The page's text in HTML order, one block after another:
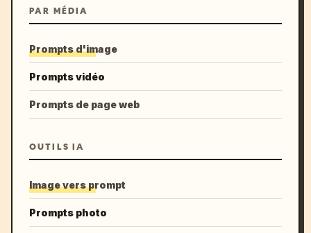
PAR MÉDIA
Prompts d'image
Prompts vidéo
Prompts de page web
OUTILS IA
Image vers prompt
Prompts photo